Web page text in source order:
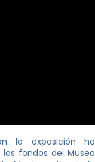
la exposición ha
fondos del Museo